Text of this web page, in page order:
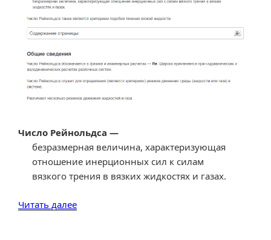
молярного
объема.»
Число Рейнольдса —
безразмерная величина, характеризующая
отношение инерционных сил к силам
вязкого трения в вязких жидкостях и газах.
Читать далее«Справка